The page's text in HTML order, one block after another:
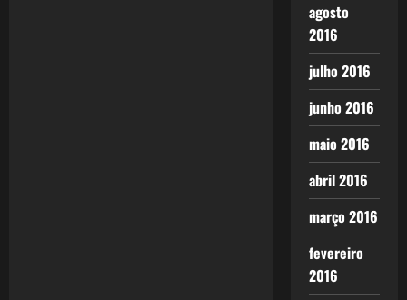
agosto
2016
julho 2016
junho 2016
maio 2016
abril 2016
março 2016
fevereiro
2016